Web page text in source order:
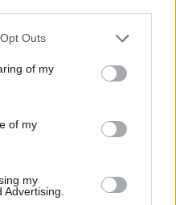
en cuenta que algún
tiene el derecho de
preferencias se aplicarán
nuevo en este sitio web o
Outs
of my
of my
my